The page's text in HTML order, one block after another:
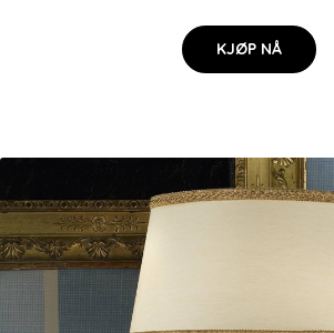
KJØP NÅ